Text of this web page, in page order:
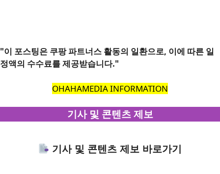
"이 포스팅은 쿠팡 파트너스 활동의 일환으로, 이에 따른 일
정액의 수수료를 제공받습니다."
OHAHAMEDIA INFORMATION
기사 및 콘텐츠 제보
기사 및 콘텐츠 제보 바로가기